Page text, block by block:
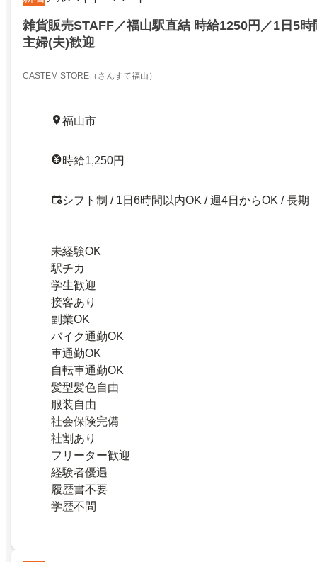
雑貨販売STAFF／福山駅直結 時給1250円／1日5
主婦(夫)歓迎
CASTEM STORE（さんすて福山）
福山市
時給1,250円
シフト制 / 1日6時間以内OK / 週4日からOK / 長期
未経験OK
駅チカ
学生歓迎
接客あり
副業OK
バイク通勤OK
車通勤OK
自転車通勤OK
髪型髪色自由
服装自由
社会保険完備
社割あり
フリーター歓迎
経験者優遇
履歴書不要
学歴不問